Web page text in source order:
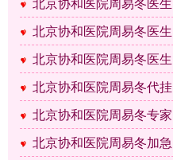
北京协和医院周易冬医生
北京协和医院周易冬医生
北京协和医院周易冬代挂
北京协和医院周易冬专家
北京协和医院周易冬加急